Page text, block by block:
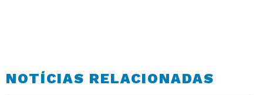
NOTÍCIAS RELACIONADAS